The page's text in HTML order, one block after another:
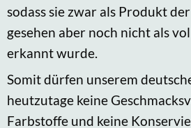
sodass sie zwar als Produkt
gesehen aber noch nicht als
erkannt wurde.
Somit dürfen unserem
heutzutage keine
Farbstoffe und keine